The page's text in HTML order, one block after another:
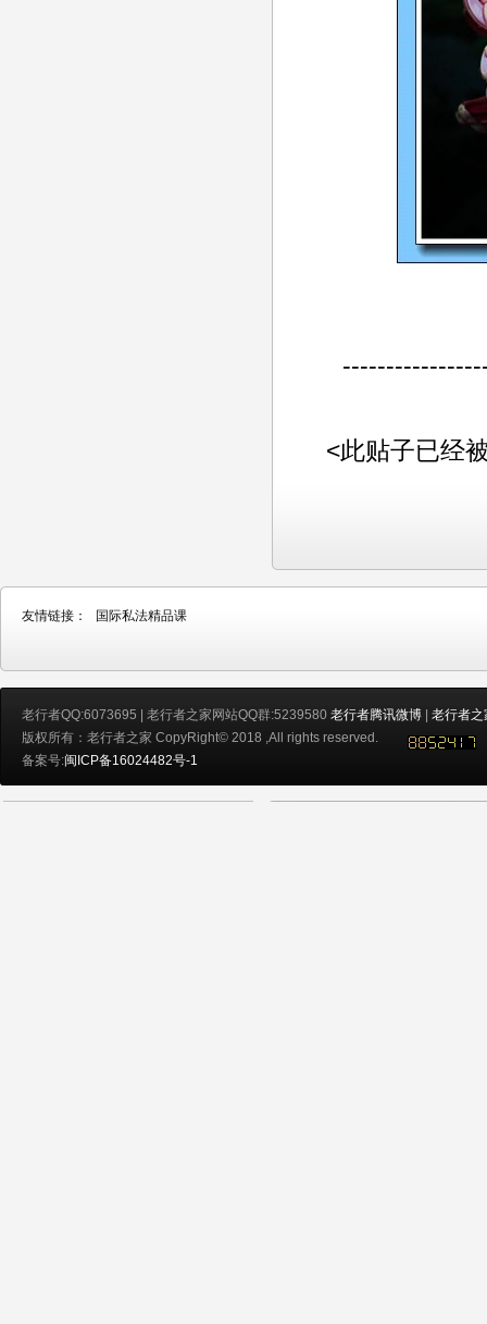
<此贴子已经
友情链接： 国际私法精品课
老行者QQ:6073695 | 老行者之家网站QQ群:5239580 老行者腾讯微博
老行者之
版权所有：老行者之家 CopyRight© 2018 ,All rights reserved.
备案号:闽ICP备16024482号-1